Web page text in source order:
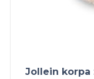
Jollein korpa